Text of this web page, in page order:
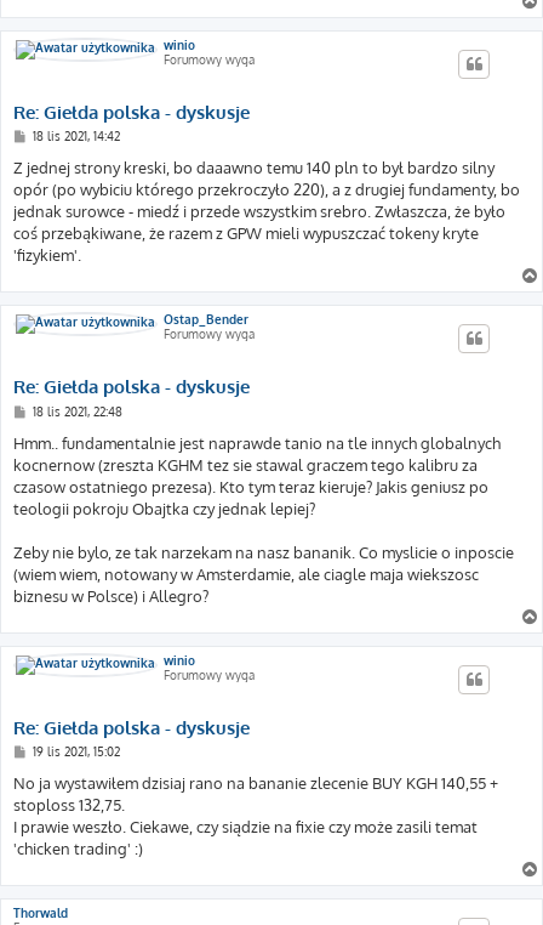
winio
Forumowy wyga
Re: Giełda polska - dyskusje
P
s
t
18 lis 2021, 14:42
Z jednej strony kreski, bo daaawno temu 140 pln to był bardzo silny
opór (po wybiciu którego przekroczyło 220), a z drugiej fundamenty, bo
jednak surowce - miedź i przede wszystkim srebro. Zwłaszcza, że było
coś przebąkiwane, że razem z GPW mieli wypuszczać tokeny kryte
'fizykiem'.
Ostap_Bender
Forumowy wyga
Re: Giełda polska - dyskusje
P
s
t
18 lis 2021, 22:48
Hmm.. fundamentalnie jest naprawde tanio na tle innych globalnych
kocnernow (zreszta KGHM tez sie stawal graczem tego kalibru za
czasow ostatniego prezesa). Kto tym teraz kieruje? Jakis geniusz po
teologii pokroju Obajtka czy jednak lepiej?
Zeby nie bylo, ze tak narzekam na nasz bananik. Co myslicie o inposcie
(wiem wiem, notowany w Amsterdamie, ale ciagle maja wiekszosc
biznesu w Polsce) i Allegro?
winio
Forumowy wyga
Re: Giełda polska - dyskusje
P
s
t
19 lis 2021, 15:02
No ja wystawiłem dzisiaj rano na bananie zlecenie BUY KGH 140,55 +
stoploss 132,75.
I prawie weszło. Ciekawe, czy siądzie na fixie czy może zasili temat
'chicken trading' :)
Thorwald